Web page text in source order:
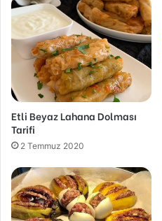
Etli Beyaz Lahana Dolması
Tarifi
2 Temmuz 2020